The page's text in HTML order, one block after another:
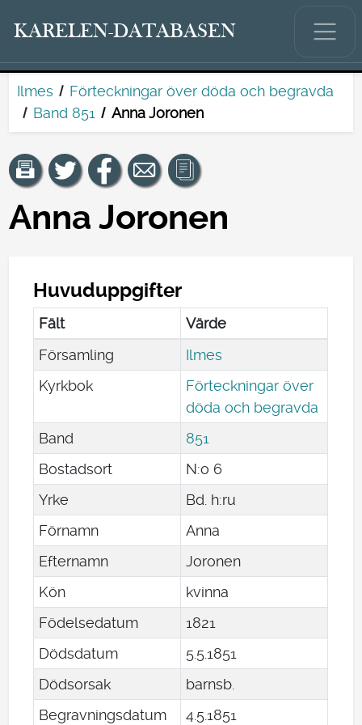
KARELEN-DATABASEN
Ilmes
Förteckningar över döda och begravda
Band 851
Anna Joronen
Anna Joronen
Huvuduppgifter
Fält
Värde
Församling
Ilmes
Kyrkbok
Förteckningar över
döda och begravda
Band
851
Bostadsort
N:o 6
Yrke
Bd. h:ru
Förnamn
Anna
Efternamn
Joronen
Kön
kvinna
Födelsedatum
1821
Dödsdatum
5.5.1851
Dödsorsak
barnsb.
Begravningsdatum
4.5.1851